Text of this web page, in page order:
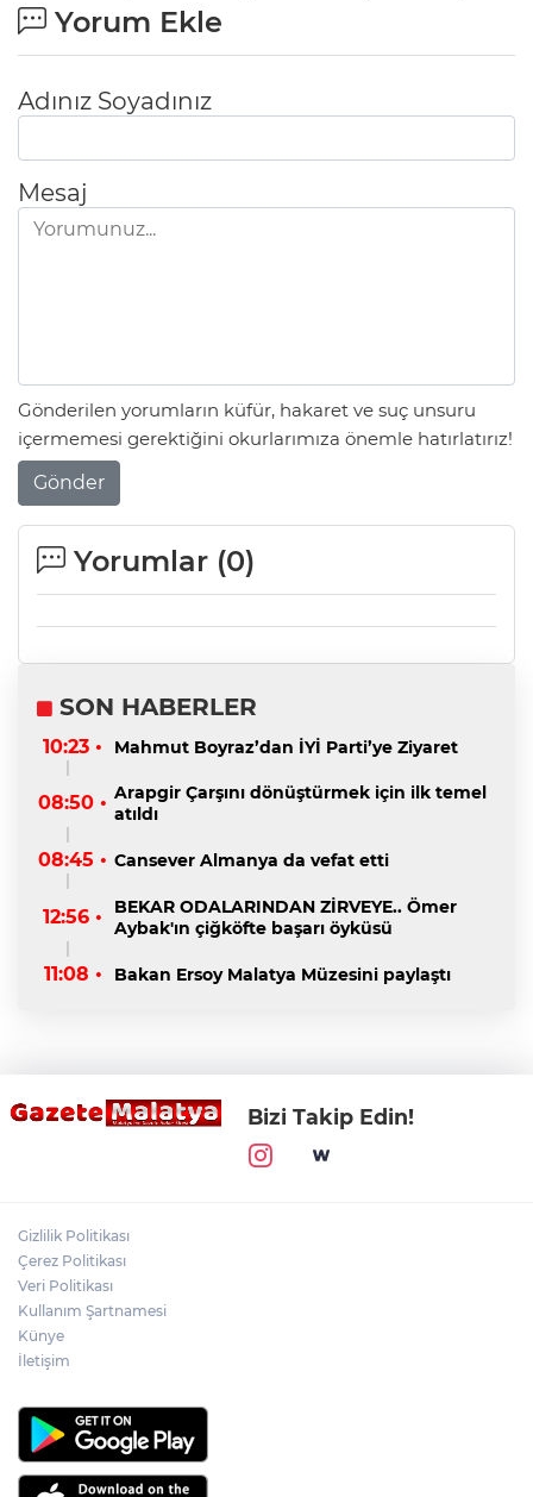
Yorum Ekle
Adınız Soyadınız
Mesaj
Gönderilen yorumların küfür, hakaret ve suç unsuru
içermemesi gerektiğini okurlarımıza önemle hatırlatırız!
Gönder
Yorumlar (0)
SON HABERLER
10:23 • Mahmut Boyraz’dan İYİ Parti’ye Ziyaret
08:50 • Arapgir Çarşını dönüştürmek için ilk temel
atıldı
08:45 • Cansever Almanya da vefat etti
12:56 •
BEKAR ODALARINDAN ZİRVEYE.. Ömer
Aybak'ın çiğköfte başarı öyküsü
11:08 • Bakan Ersoy Malatya Müzesini paylaştı
Bizi Takip Edin!
Gizlilik Politikası
Çerez Politikası
Veri Politikası
Kullanım Şartnamesi
Künye
İletişim